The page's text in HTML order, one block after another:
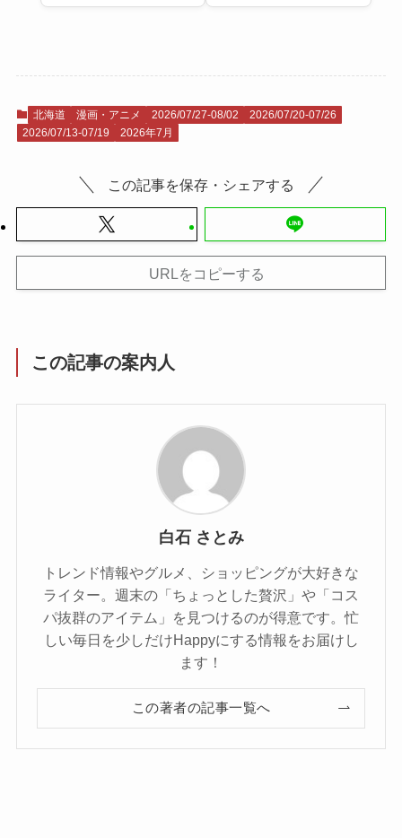
北海道 漫画・アニメ 2026/07/27-08/02
2026/07/20-07/26
2026/07/13-07/19
2026年7月
この記事を保存・シェアする
URLをコピーする
この記事の案内人
白石 さとみ
トレンド情報やグルメ、ショッピングが大好きな
ライター。週末の「ちょっとした贅沢」や「コス
パ抜群のアイテム」を見つけるのが得意です。忙
しい毎日を少しだけHappyにする情報をお届けし
ます！
この著者の記事一覧へ